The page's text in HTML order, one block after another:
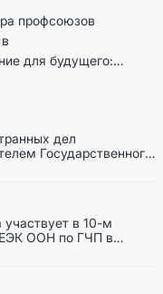
профсоюзов
для будущего:
дел
Государственного
в 10-м
ООН по ГЧП в